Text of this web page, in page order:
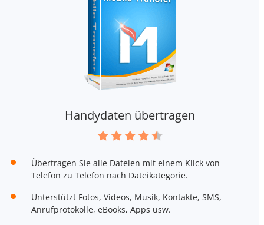
Handydaten übertragen
Übertragen Sie alle Dateien mit einem Klick von
Telefon zu Telefon nach Dateikategorie.
Unterstützt Fotos, Videos, Musik, Kontakte, SMS,
Anrufprotokolle, eBooks, Apps usw.